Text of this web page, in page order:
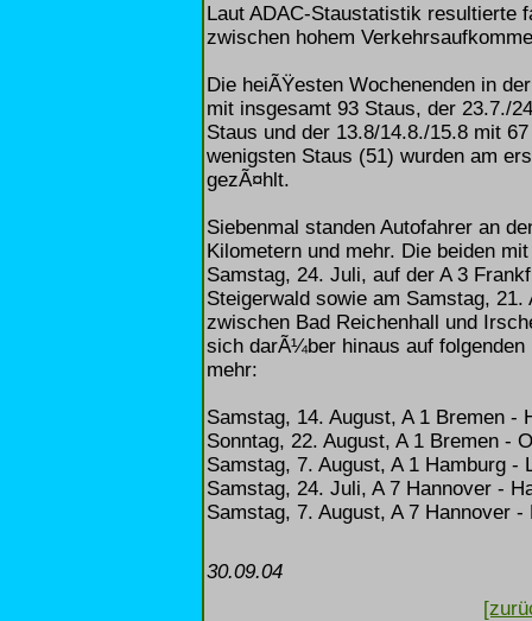
Laut ADAC-Staustatistik resultierte
zwischen hohem
Die heiÃŸesten Wochenenden in
mit insgesamt 93 Staus, der 23.7./
Staus und der 13.8/14.8./15.8 mit
wenigsten Staus (51) wurden am
gezÃ¤hlt.
Siebenmal standen Autofahrer an
Kilometern und mehr. Die beiden
Samstag, 24. Juli, auf der A 3
Steigerwald sowie am Samstag,
zwischen Bad Reichenhall und
sich darÃ¼ber hinaus auf
mehr:
Samstag, 14. August, A 1 Bremen -
Sonntag, 22. August, A 1 Bremen -
Samstag, 7. August, A 1 Hamburg
Samstag, 24. Juli, A 7 Hannover -
Samstag, 7. August, A 7 Hannover
30.09.04